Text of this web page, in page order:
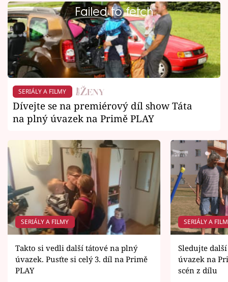
Failed to fetch
SERIÁLY A FILMY
Dívejte se na premiérový díl show Táta
na plný úvazek na Primě PLAY
SERIÁLY A FILMY
Takto si vedli další tátové na plný
úvazek. Pusťte si celý 3. díl na Primě
PLAY
SERIÁLY A
Sledujte
úvazek na
scén z dílu